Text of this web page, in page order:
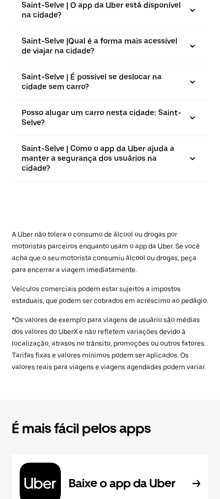
Saint-Selve | O app da Uber está disponível
na cidade?
Saint-Selve |⁠Qual é a forma mais acessível
de viajar na cidade?
Saint-Selve | É possível se deslocar na
cidade sem carro?
Posso alugar um carro nesta cidade: Saint-
Selve?
Saint-Selve | Como o app da Uber ajuda a
manter a segurança dos usuários na
cidade?
A Uber não tolera o consumo de álcool ou drogas por
motoristas parceiros enquanto usam o app da Uber. Se você
acha que o seu motorista consumiu álcool ou drogas, peça
para encerrar a viagem imediatamente.
Veículos comerciais podem estar sujeitos a impostos
estaduais, que podem ser cobrados em acréscimo ao pedágio.
*Os valores de exemplo para viagens de usuário são médias
dos valores do UberX e não refletem variações devido à
localização, atrasos no trânsito, promoções ou outros fatores.
Tarifas fixas e valores mínimos podem ser aplicados. Os
valores reais para viagens e viagens agendadas podem variar.
É mais fácil pelos apps
Baixe o app da Uber